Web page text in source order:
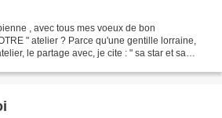
, avec tous mes voeux de bon
" atelier ? Parce qu'une gentille lorraine,
le partage avec, je cite : " sa star et sa